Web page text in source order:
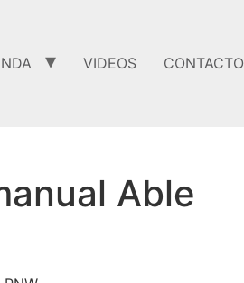
VIDEOS CONTACTO
Able